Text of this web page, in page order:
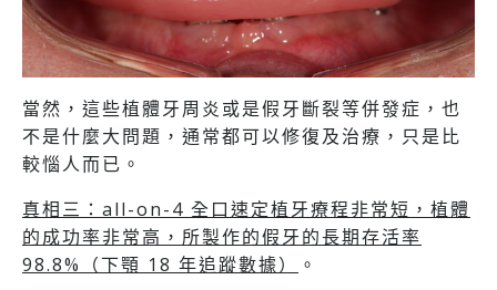
當然，這些植體牙周炎或是假牙斷裂等併發症，也
不是什麼大問題，通常都可以修復及治療，只是比
較惱人而已。
真相三：all-on-4 全口速定植牙療程非常短，植體
的成功率非常高，所製作的假牙的長期存活率
98.8%（下顎 18 年追蹤數據）
。